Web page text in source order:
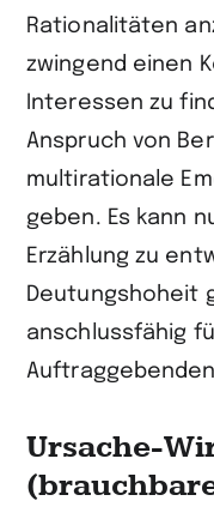
Rationalitäten
zwingend einen
Interessen zu
Anspruch von
multirationale
geben. Es kann
Erzählung zu
Deutungshoheit
anschlussfähig
Ursache-